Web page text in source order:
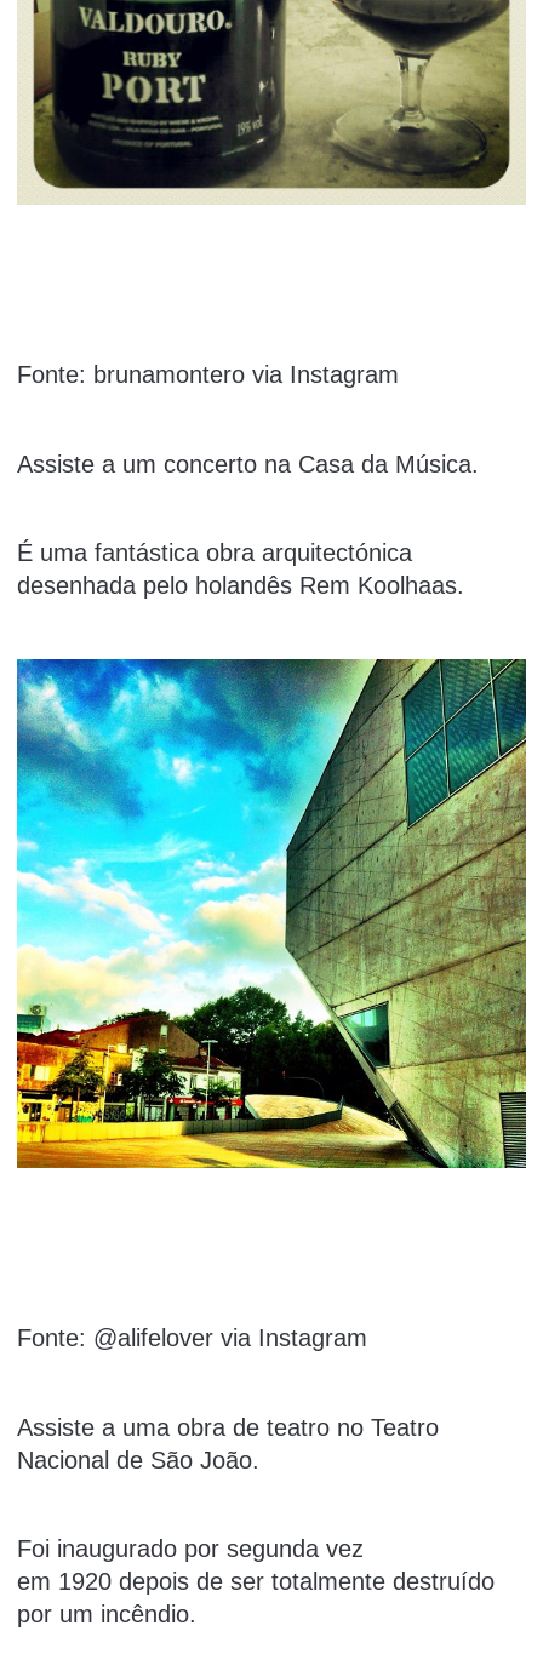
Fonte: brunamontero via Instagram
Assiste a um concerto na Casa da Música.
É uma fantástica obra arquitectónica
desenhada pelo holandês Rem Koolhaas.
Fonte: @alifelover via Instagram
Assiste a uma obra de teatro no Teatro
Nacional de São João.
Foi inaugurado por segunda vez
em 1920 depois de ser totalmente destruído
por um incêndio.